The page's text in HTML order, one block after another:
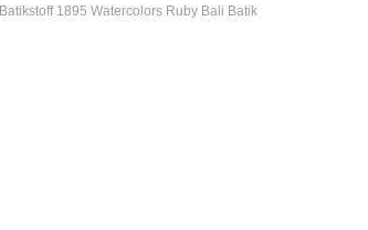
Batikstoff 1895 Watercolors Ruby Bali Batik